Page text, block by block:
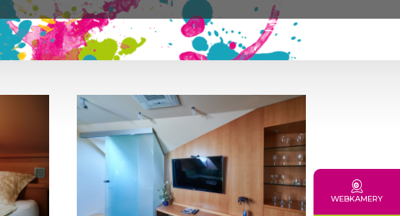
RESTAURACE
HEIKALKA
NOVINKY
PROVOZNÍ DOBA
FIREMNÍ AKCE, OSLAVY
GALERIE
CENÍK
KUDY K NÁM
VÝLETY DO OKOLÍ
WEBKAMERY